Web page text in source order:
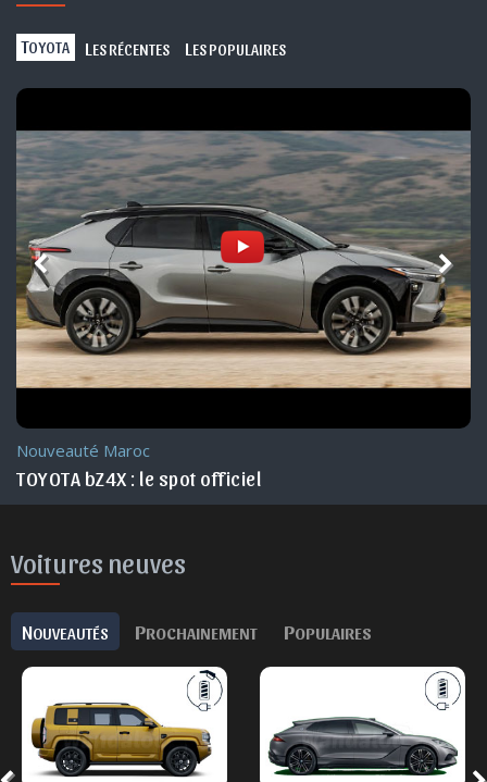
TOYOTA L ES RÉCENTES L ES POPULAIRES
Nouveauté Maroc
TOYOTA bZ4X : le spot officiel
Voitures neuves
NOUVEAUTÉS PROCHAINEMENT POPULAIRES